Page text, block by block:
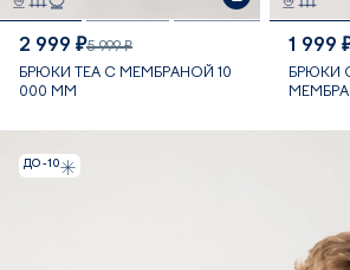
2 999 ₽5 999 ₽
БРЮКИ TEA С МЕМБРАНОЙ 10
000 ММ
1 999
БРЮКИ
ДО -10